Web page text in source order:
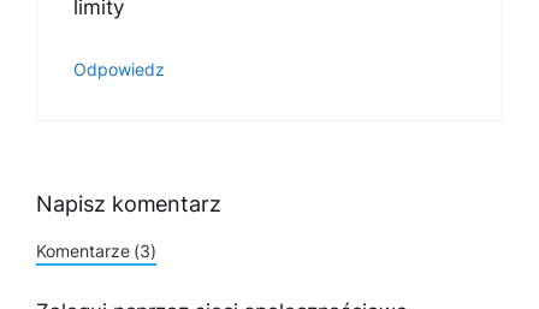
limity
Odpowiedz
Napisz komentarz
Komentarze (3)